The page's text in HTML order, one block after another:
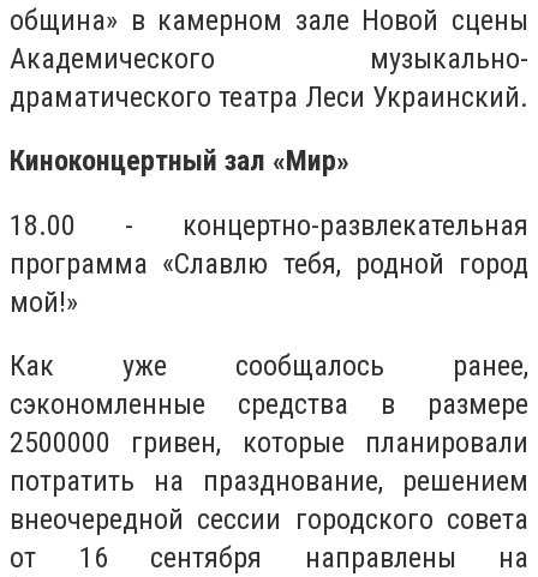
община» в камерном зале Новой сцены
Академического музыкально-
драматического театра Леси Украинский.
Киноконцертный зал «Мир»
18.00 - концертно-развлекательная
программа «Славлю тебя, родной город
мой!»
Как уже сообщалось ранее,
сэкономленные средства в размере
2500000 гривен, которые планировали
потратить на празднование, решением
внеочередной сессии городского совета
от 16 сентября направлены на